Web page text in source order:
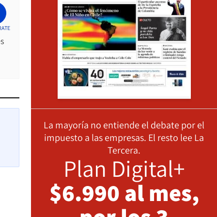
La mayoría no entiende el debate por el
impuesto a las empresas. El resto lee La
Tercera.
Plan Digital+
$6.990 al mes,